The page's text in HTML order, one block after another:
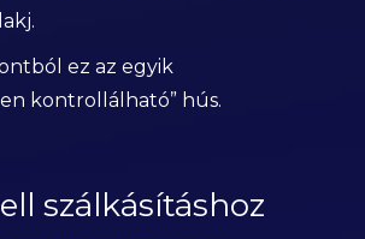
ez az egyik
kontrollálható” hús.
szálkásításhoz